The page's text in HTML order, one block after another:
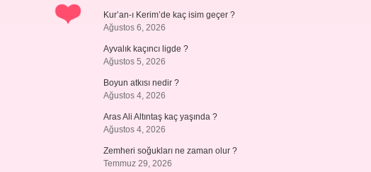
Kur’an-ı Kerim’de kaç isim geçer ?
Ağustos 6, 2026
Ayvalık kaçıncı ligde ?
Ağustos 5, 2026
Boyun atkısı nedir ?
Ağustos 4, 2026
Aras Ali Altıntaş kaç yaşında ?
Ağustos 4, 2026
Zemheri soğukları ne zaman olur ?
Temmuz 29, 2026